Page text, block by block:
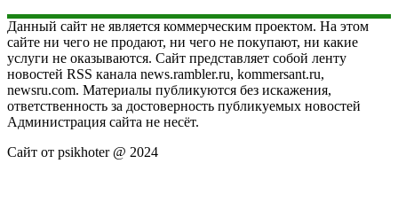
Данный сайт не является коммерческим проектом. На этом
сайте ни чего не продают, ни чего не покупают, ни какие
услуги не оказываются. Сайт представляет собой ленту
новостей RSS канала news.rambler.ru, kommersant.ru,
newsru.com. Материалы публикуются без искажения,
ответственность за достоверность публикуемых новостей
Администрация сайта не несёт.
Сайт от psikhoter @ 2024